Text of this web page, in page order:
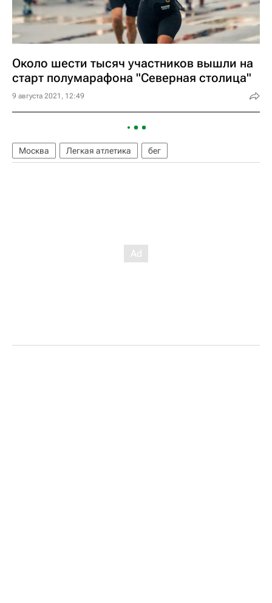
Около шести тысяч участников вышли на
старт полумарафона "Северная столица"
9 августа 2021, 12:49
Москва Легкая атлетика бег